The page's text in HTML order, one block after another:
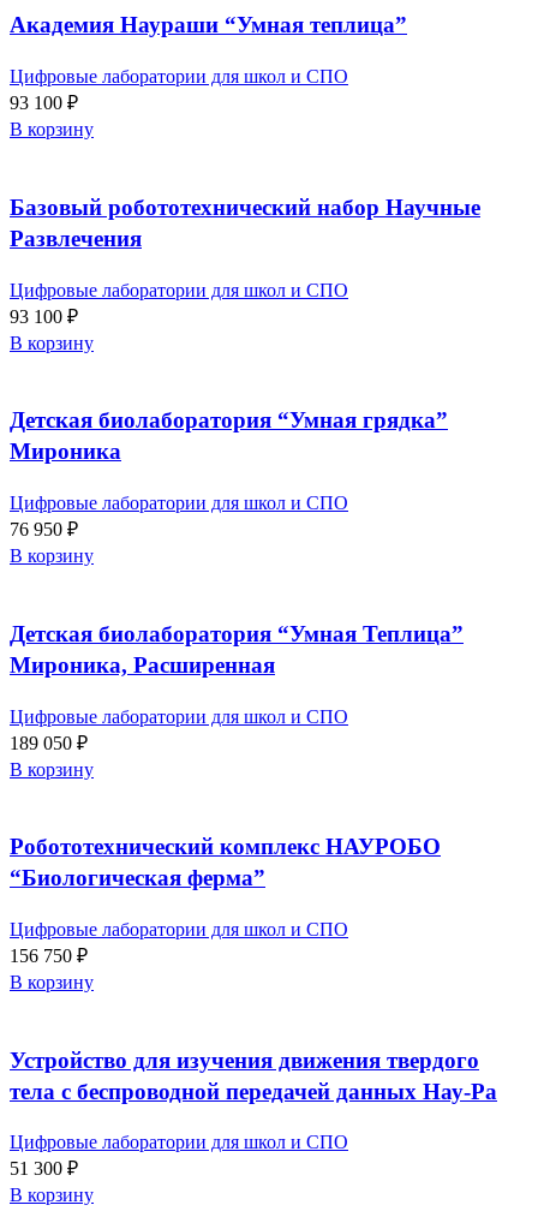
Академия Наураши “Умная теплица”
Цифровые лаборатории для школ и СПО
93 100 ₽
В корзину
Базовый робототехнический набор Научные
Развлечения
Цифровые лаборатории для школ и СПО
93 100 ₽
В корзину
Детская биолаборатория “Умная грядка”
Мироника
Цифровые лаборатории для школ и СПО
76 950 ₽
В корзину
Детская биолаборатория “Умная Теплица”
Мироника, Расширенная
Цифровые лаборатории для школ и СПО
189 050 ₽
В корзину
Робототехнический комплекс НАУРОБО
“Биологическая ферма”
Цифровые лаборатории для школ и СПО
156 750 ₽
В корзину
Устройство для изучения движения твердого
тела с беспроводной передачей данных Нау-Ра
Цифровые лаборатории для школ и СПО
51 300 ₽
В корзину